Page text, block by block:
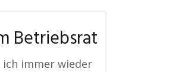
Betriebsrat
immer wieder